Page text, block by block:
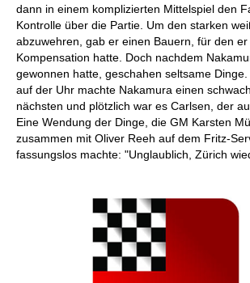
dann in einem komplizierten Mittelspiel den
Kontrolle über die Partie. Um den starken
abzuwehren, gab er einen Bauern, für den er
Kompensation hatte. Doch nachdem
gewonnen hatte, geschahen seltsame
auf der Uhr machte Nakamura einen
nächsten und plötzlich war es Carlsen, der
Eine Wendung der Dinge, die GM Karsten
zusammen mit Oliver Reeh auf dem Fritz-
fassungslos machte: "Unglaublich, Zürich